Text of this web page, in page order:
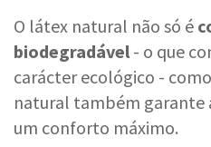
O látex natural não só é
biodegradável - o que
carácter ecológico -
natural também garante
um conforto máximo.